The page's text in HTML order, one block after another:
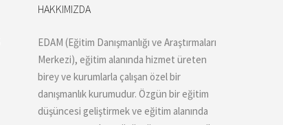
HAKKIMIZDA
EDAM (Eğitim Danışmanlığı ve Araştırmaları
Merkezi), eğitim alanında hizmet üreten
birey ve kurumlarla çalışan özel bir
danışmanlık kurumudur. Özgün bir eğitim
düşüncesi geliştirmek ve eğitim alanında